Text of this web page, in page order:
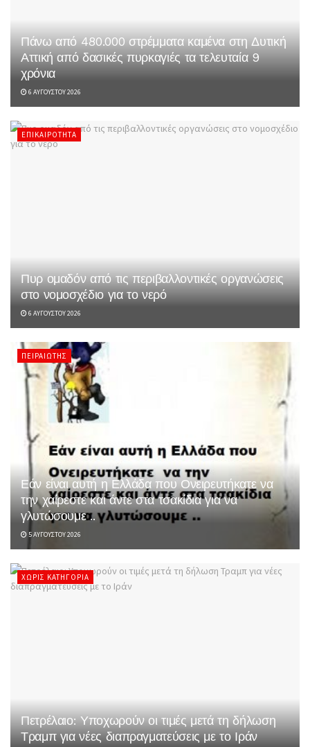
Πάνω από 480.000 στρέμματα καμένα στη Δυτική
Αττική από δασικές πυρκαγιές τα τελευταία 9
χρόνια
6 ΑΥΓΟΎΣΤΟΥ 2026
ΕΠΙΚΑΙΡΌΤΗΤΑ
Πυρ ομαδόν από τις περιβαλλοντικές οργανώσεις
στο νομοσχέδιο για το νερό
6 ΑΥΓΟΎΣΤΟΥ 2026
ΠΕΙΡΑΙΏΤΗΣ
Εάν είναι αυτή η Ελλάδα που Ονειρευτήκατε να
την χαίρεστε και άντε στα τσακίδια για να
γλυτώσουμε ..
5 ΑΥΓΟΎΣΤΟΥ 2026
ΧΩΡΊΣ ΚΑΤΗΓΟΡΊΑ
Πετρέλαιο: Υποχωρούν οι τιμές μετά τη δήλωση
Τραμπ για νέες διαπραγματεύσεις με το Ιράν